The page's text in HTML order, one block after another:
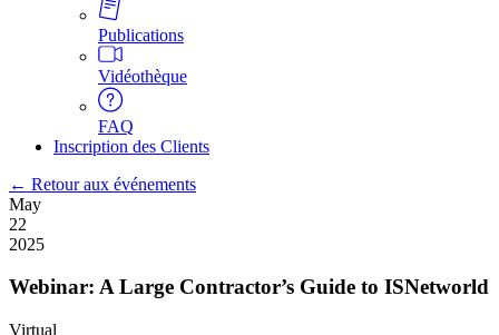
Publications
Vidéothèque
FAQ
Inscription des Clients
← Retour aux événements
May
22
2025
Webinar: A Large Contractor’s Guide to ISNetworld
Virtual